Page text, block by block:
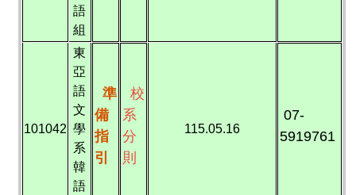
語
組
101042
東
亞
語
文
學
系
韓
語
準
備
指
引
校
系
分
則
115.05.16
07-
5919761